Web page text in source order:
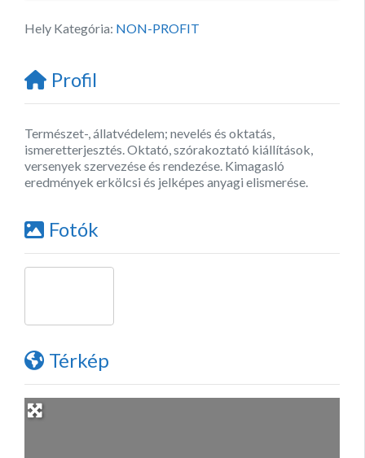
Hely Kategória: NON-PROFIT
Profil
Természet-, állatvédelem; nevelés és oktatás,
ismeretterjesztés. Oktató, szórakoztató kiállítások,
versenyek szervezése és rendezése. Kimagasló
eredmények erkölcsi és jelképes anyagi elismerése.
Fotók
Térkép